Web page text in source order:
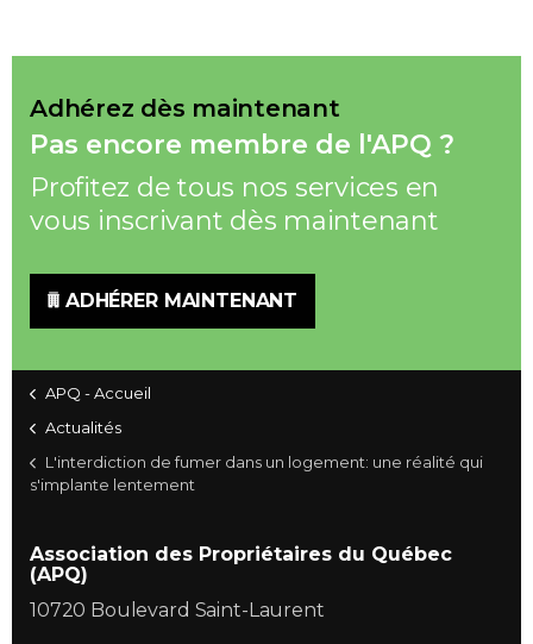
Adhérez dès maintenant
Pas encore membre de l'APQ ?
Profitez de tous nos services en
vous inscrivant dès maintenant
ADHÉRER MAINTENANT
APQ - Accueil
Actualités
L'interdiction de fumer dans un logement: une réalité qui
s'implante lentement
Association des Propriétaires du Québec
(APQ)
10720 Boulevard Saint-Laurent